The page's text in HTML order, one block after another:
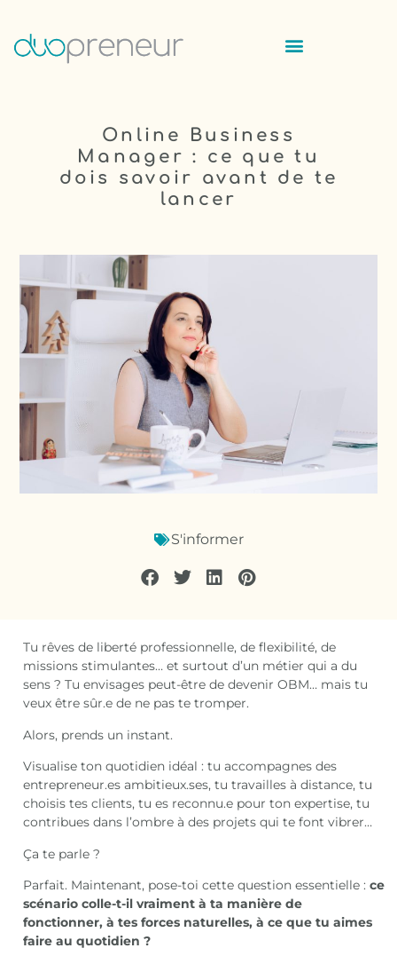
Online Business
Manager : ce que tu
dois savoir avant de te
lancer
S'informer
Tu rêves de liberté professionnelle, de flexibilité, de
missions stimulantes… et surtout d’un métier qui a du
sens ? Tu envisages peut-être de devenir OBM… mais tu
veux être sûr.e de ne pas te tromper.
Alors, prends un instant.
Visualise ton quotidien idéal : tu accompagnes des
entrepreneur.es ambitieux.ses, tu travailles à distance, tu
choisis tes clients, tu es reconnu.e pour ton expertise, tu
contribues dans l’ombre à des projets qui te font vibrer…
Ça te parle ?
Parfait. Maintenant, pose-toi cette question essentielle :ce
scénario colle-t-il vraiment à ta manière de
fonctionner, à tes forces naturelles, à ce que tu aimes
faire au quotidien ?